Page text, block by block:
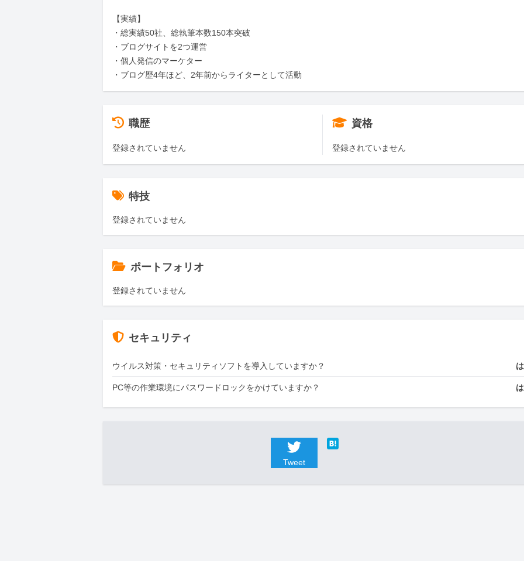
【実績】
・総実績50社、総執筆本数150本突破
・ブログサイトを2つ運営
・個人発信のマーケター
・ブログ歴4年ほど、2年前からライターとして活動
職歴
登録されていません
資格
登録されていません
特技
登録されていません
ポートフォリオ
登録されていません
セキュリティ
ウイルス対策・セキュリティソフトを導入していますか？
PC等の作業環境にパスワードロックをかけていますか？
Tweet